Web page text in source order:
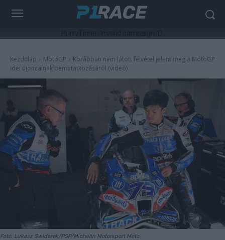
Kezdőlap MotoGP
Korábban nem látott felvétel jelent meg a MotoGP
idei újoncainak bemutatkozásáról (videó)
Fotó. Lukasz Swiderek/PSP/Michelin Motorsport Moto